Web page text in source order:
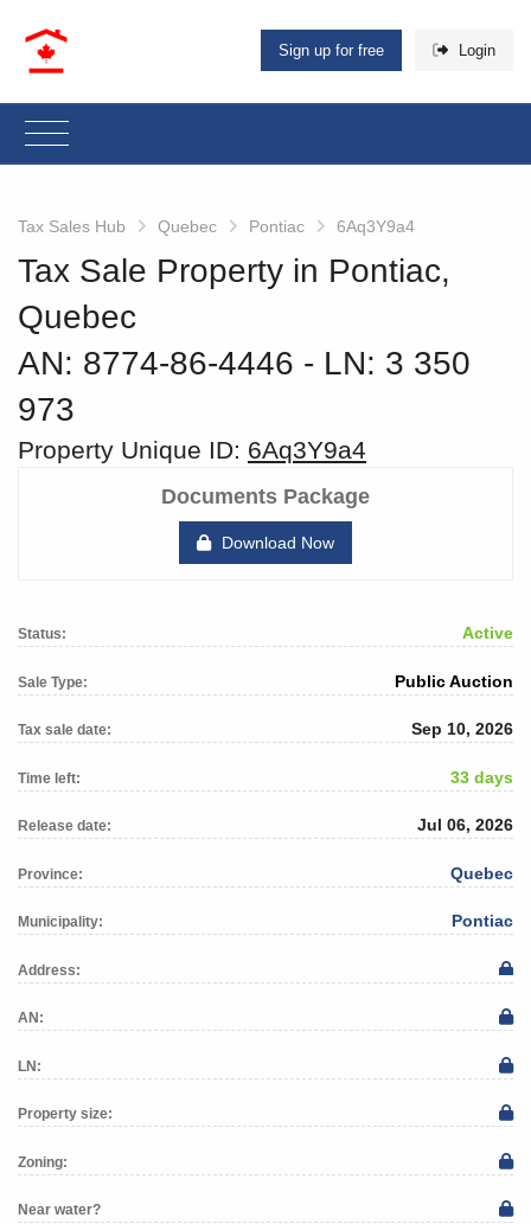
Sign up for free Login
Tax Sales Hub Quebec Pontiac 6Aq3Y9a4
Tax Sale Property in Pontiac,
Quebec
AN: 8774-86-4446 ‐ LN: 3 350
973
Property Unique ID: 6Aq3Y9a4
Documents Package
Download Now
Status: Active
Sale Type: Public Auction
Tax sale date: Sep 10, 2026
Time left: 33 days
Release date: Jul 06, 2026
Province: Quebec
Municipality: Pontiac
Address:
AN:
LN:
Property size:
Zoning:
Near water?